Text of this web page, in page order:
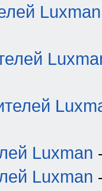
Luxman
Luxman
Luxman